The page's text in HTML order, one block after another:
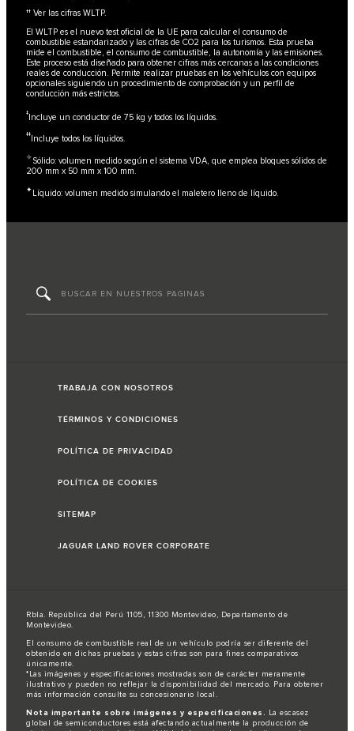
†† Ver las cifras WLTP.
El WLTP es el nuevo test oficial de la UE para calcular el consumo de
combustible estandarizado y las cifras de CO2 para los turismos. Esta prueba
mide el combustible, el consumo de combustible, la autonomía y las emisiones.
Este proceso está diseñado para obtener cifras más cercanas a las condiciones
reales de conducción. Permite realizar pruebas en los vehículos con equipos
opcionales siguiendo un procedimiento de comprobación y un perfil de
conducción más estrictos.
‡Incluye un conductor de 75 kg y todos los líquidos.
‡‡Incluye todos los líquidos.
✧Sólido: volumen medido según el sistema VDA, que emplea bloques sólidos de
200 mm x 50 mm x 100 mm.
✦Líquido: volumen medido simulando el maletero lleno de líquido.
TRABAJA CON NOSOTROS
TÉRMINOS Y CONDICIONES
POLÍTICA DE PRIVACIDAD
POLÍTICA DE COOKIES
SITEMAP
JAGUAR LAND ROVER CORPORATE
Rbla. República del Perú 1105, 11300 Montevideo, Departamento de
Montevideo.
El consumo de combustible real de un vehículo podría ser diferente del
obtenido en dichas pruebas y estas cifras son para fines comparativos
únicamente.
*Las imágenes y especificaciones mostradas son de carácter meramente
ilustrativo y pueden no reflejar la disponibilidad del mercado. Para obtener
más información consulte su concesionario local.
Nota importante sobre imágenes y especificaciones. La escasez
global de semiconductores está afectando actualmente la producción de